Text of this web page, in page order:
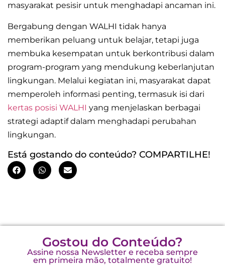
masyarakat pesisir untuk menghadapi ancaman ini.
Bergabung dengan WALHI tidak hanya
memberikan peluang untuk belajar, tetapi juga
membuka kesempatan untuk berkontribusi dalam
program-program yang mendukung keberlanjutan
lingkungan. Melalui kegiatan ini, masyarakat dapat
memperoleh informasi penting, termasuk isi dari
kertas posisi WALHI yang menjelaskan berbagai
strategi adaptif dalam menghadapi perubahan
lingkungan.
Está gostando do conteúdo? COMPARTILHE!
Gostou do Conteúdo?
Assine nossa Newsletter e receba sempre
em primeira mão, totalmente gratuito!